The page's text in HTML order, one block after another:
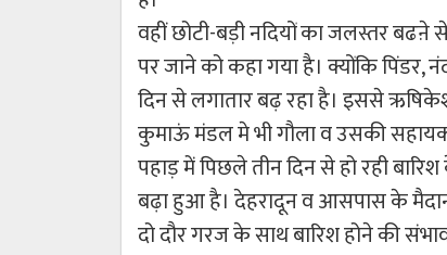
वहीं छोटी-बड़ी नदियों का जलस्तर बढऩे
पर जाने को कहा गया है। क्योंकि पिंडर,
दिन से लगातार बढ़ रहा है। इससे
कुमाऊं मंडल मे भी गौला व उसकी
पहाड़ में पिछले तीन दिन से हो रही
बढ़ा हुआ है। देहरादून व आसपास के
दो दौर गरज के साथ बारिश होने की